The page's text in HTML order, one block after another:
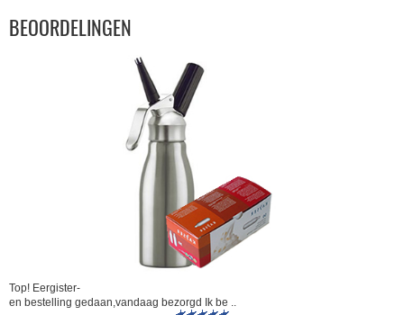
BEOORDELINGEN
Top! Eergister-
en bestelling gedaan,vandaag bezorgd Ik be ..